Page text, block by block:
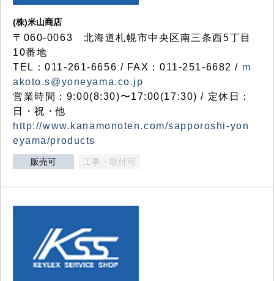
(株)米山商店
〒060-0063 北海道札幌市中央区南三条西5丁目
10番地
TEL：011-261-6656 / FAX：011-251-6682 / m
akoto.s@yoneyama.co.jp
営業時間：9:00(8:30)〜17:00(17:30) / 定休日：
日・祝・他
http://www.kanamonoten.com/sapporoshi-yon
eyama/products
販売可 工事・取付可